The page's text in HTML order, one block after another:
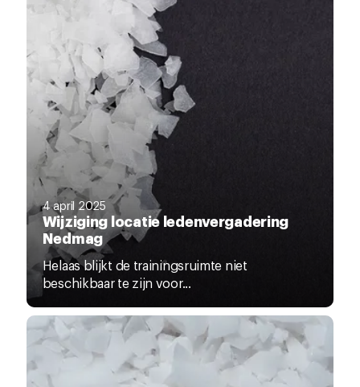
4 april 2025
Wijziging locatie ledenvergadering
Nedmag
Helaas blijkt de trainingsruimte niet
beschikbaar te zijn voor...